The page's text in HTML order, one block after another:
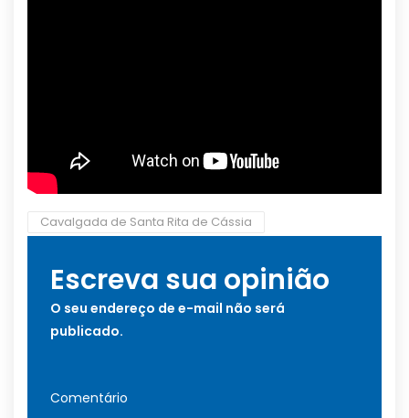
Cavalgada de Santa Rita de Cássia
Escreva sua opinião
O seu endereço de e-mail não será
publicado.
Comentário